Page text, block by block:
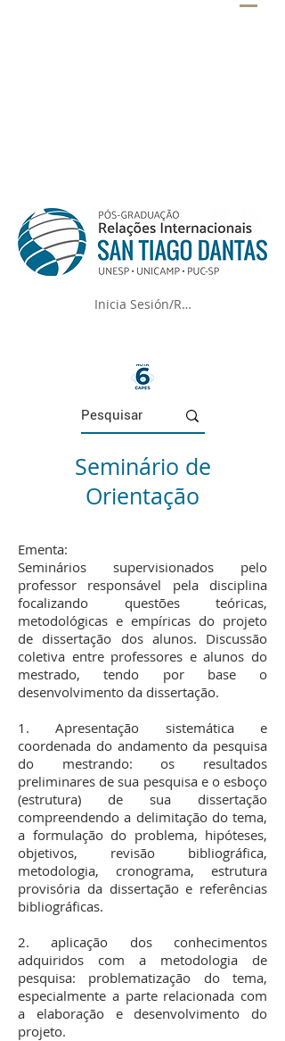
Inicia Sesión/Regístrate
Seminário de
Orientação
Ementa:
Seminários supervisionados pelo
professor responsável pela disciplina
focalizando questões teóricas,
metodológicas e empíricas do projeto
de dissertação dos alunos. Discussão
coletiva entre professores e alunos do
mestrado, tendo por base o
desenvolvimento da dissertação.
1. Apresentação sistemática e
coordenada do andamento da pesquisa
do mestrando: os resultados
preliminares de sua pesquisa e o esboço
(estrutura) de sua dissertação
compreendendo a delimitação do tema,
a formulação do problema, hipóteses,
objetivos, revisão bibliográfica,
metodologia, cronograma, estrutura
provisória da dissertação e referências
bibliográficas.
2. aplicação dos conhecimentos
adquiridos com a metodologia de
pesquisa: problematização do tema,
especialmente a parte relacionada com
a elaboração e desenvolvimento do
projeto.